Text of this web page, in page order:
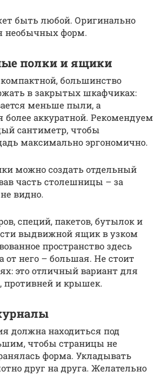
быть любой. Оригинально
необычных форм.
полки и ящики
большинство
в закрытых шкафчиках:
меньше пыли, а
более аккуратной. Рекомендуем
сантиметр, чтобы
максимально эргономично.
можно создать отдельный
часть столешницы – за
видно.
специй, пакетов, бутылок и
выдвижной ящик в узком
пространство здесь
от него – большая. Не стоит
это отличный вариант для
противней и крышек.
должна находиться под
чтобы страницы не
форма. Укладывать
друг на друга. Желательно